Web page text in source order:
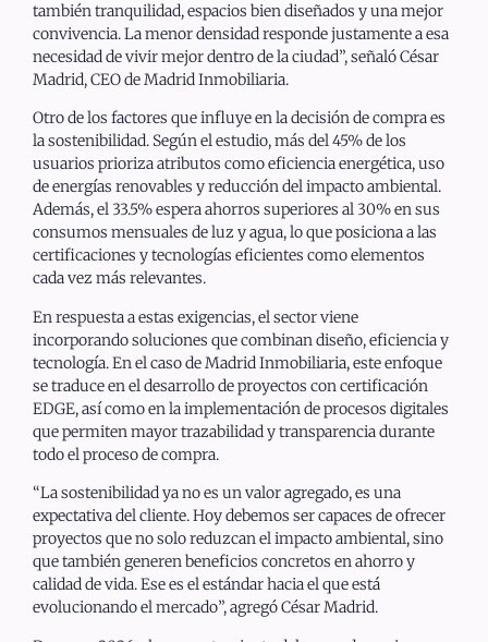
también tranquilidad, espacios bien diseñados y una mejor
convivencia. La menor densidad responde justamente a esa
necesidad de vivir mejor dentro de la ciudad”, señaló César
Madrid, CEO de Madrid Inmobiliaria.
Otro de los factores que influye en la decisión de compra es
la sostenibilidad. Según el estudio, más del 45% de los
usuarios prioriza atributos como eficiencia energética, uso
de energías renovables y reducción del impacto ambiental.
Además, el 33.5% espera ahorros superiores al 30% en sus
consumos mensuales de luz y agua, lo que posiciona a las
certificaciones y tecnologías eficientes como elementos
cada vez más relevantes.
En respuesta a estas exigencias, el sector viene
incorporando soluciones que combinan diseño, eficiencia y
tecnología. En el caso de Madrid Inmobiliaria, este enfoque
se traduce en el desarrollo de proyectos con certificación
EDGE, así como en la implementación de procesos digitales
que permiten mayor trazabilidad y transparencia durante
todo el proceso de compra.
“La sostenibilidad ya no es un valor agregado, es una
expectativa del cliente. Hoy debemos ser capaces de ofrecer
proyectos que no solo reduzcan el impacto ambiental, sino
que también generen beneficios concretos en ahorro y
calidad de vida. Ese es el estándar hacia el que está
evolucionando el mercado”, agregó César Madrid.